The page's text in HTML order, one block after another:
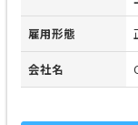
雇用形態
会社名